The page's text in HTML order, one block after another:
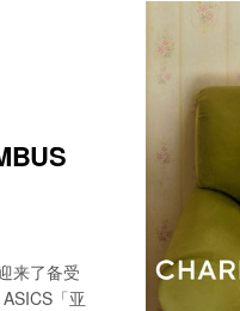
来了备受
「亚